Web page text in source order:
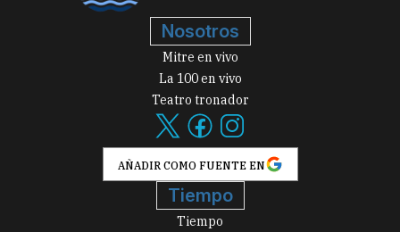
Nosotros
Mitre en vivo
La 100 en vivo
Teatro tronador
AÑADIR COMO FUENTE EN
Tiempo
Tiempo